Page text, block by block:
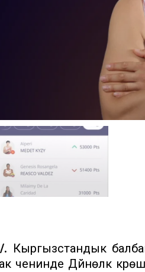
. Кыргызстандык
ченинде Дүйнөлүк